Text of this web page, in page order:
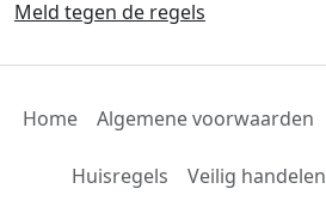
Meld tegen de regels
Home Algemene voorwaarden
Huisregels Veilig handelen